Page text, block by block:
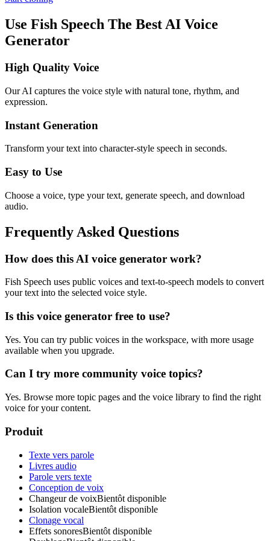
Use Fish Speech The Best AI Voice
Generator
High Quality Voice
Our AI captures the voice style with natural tone, rhythm, and
expression.
Instant Generation
Transform your text into character-style speech in seconds.
Easy to Use
Choose a voice, type your text, generate speech, and download
audio.
Frequently Asked Questions
How does this AI voice generator work?
Fish Speech uses public voices and text-to-speech models to convert
your text into the selected voice style.
Is this voice generator free to use?
Yes. You can try public voices in the workspace, with more usage
available when you upgrade.
Can I try more community voice topics?
Yes. Browse more topic pages and the voice library to find the right
voice for your content.
Produit
Texte vers parole
Livres audio
Parole vers texte
Conception de voix
Changeur de voixBientôt disponible
Isolation vocaleBientôt disponible
Clonage vocal
Effets sonoresBientôt disponible